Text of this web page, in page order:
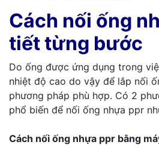
Cách nối ống
tiết từng bước
Do ống được ứng dụng trong
nhiệt độ cao do vậy để lắp nối
phương pháp phù hợp. Có 2
phổ biến để nối ống nhựa ppr
Cách nối ống nhựa ppr bằng